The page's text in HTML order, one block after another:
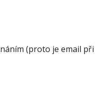
(proto je email při